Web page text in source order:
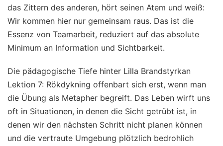
das Zittern des anderen, hört seinen Atem und weiß:
Wir kommen hier nur gemeinsam raus. Das ist die
Essenz von Teamarbeit, reduziert auf das absolute
Minimum an Information und Sichtbarkeit.
Die pädagogische Tiefe hinter Lilla Brandstyrkan
Lektion 7: Rökdykning offenbart sich erst, wenn man
die Übung als Metapher begreift. Das Leben wirft uns
oft in Situationen, in denen die Sicht getrübt ist, in
denen wir den nächsten Schritt nicht planen können
und die vertraute Umgebung plötzlich bedrohlich